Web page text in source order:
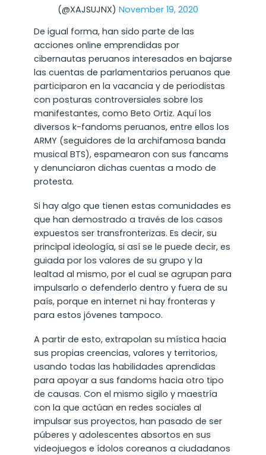
(@XAJSUJNX) November 19, 2020
De igual forma, han sido parte de las
acciones online emprendidas por
cibernautas peruanos interesados en bajarse
las cuentas de parlamentarios peruanos que
participaron en la vacancia y de periodistas
con posturas controversiales sobre los
manifestantes, como Beto Ortiz. Aquí los
diversos k-fandoms peruanos, entre ellos los
ARMY (seguidores de la archifamosa banda
musical BTS), espamearon con sus fancams
y denunciaron dichas cuentas a modo de
protesta.
Si hay algo que tienen estas comunidades es
que han demostrado a través de los casos
expuestos ser transfronterizas. Es decir, su
principal ideología, si así se le puede decir, es
guiada por los valores de su grupo y la
lealtad al mismo, por el cual se agrupan para
impulsarlo o defenderlo dentro y fuera de su
país, porque en internet ni hay fronteras y
para estos jóvenes tampoco.
A partir de esto, extrapolan su mística hacia
sus propias creencias, valores y territorios,
usando todas las habilidades aprendidas
para apoyar a sus fandoms hacia otro tipo
de causas. Con el mismo sigilo y maestría
con la que actúan en redes sociales al
impulsar sus proyectos, han pasado de ser
púberes y adolescentes absortos en sus
videojuegos e ídolos coreanos a ciudadanos